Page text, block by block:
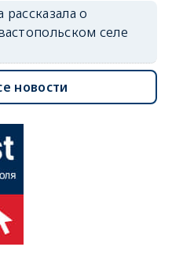
о
селе
новости